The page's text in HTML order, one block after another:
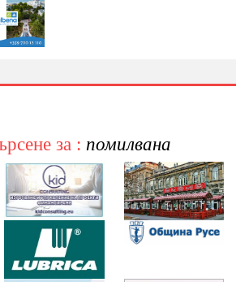
за : помилвана